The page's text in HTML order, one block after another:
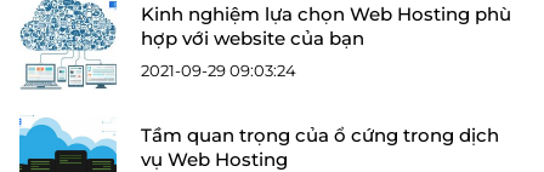
Kinh nghiệm lựa chọn Web Hosting phù
hợp với website của bạn
2021-09-29 09:03:24
Tầm quan trọng của ổ cứng trong dịch
vụ Web Hosting